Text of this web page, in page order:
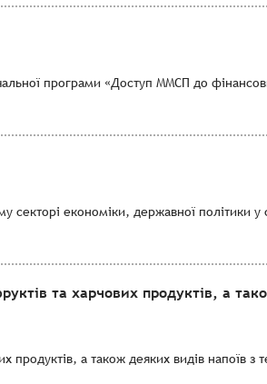
програми «Доступ ММСП до
секторі економіки, державної політики у
та харчових продуктів, а
а також деяких видів напоїв з